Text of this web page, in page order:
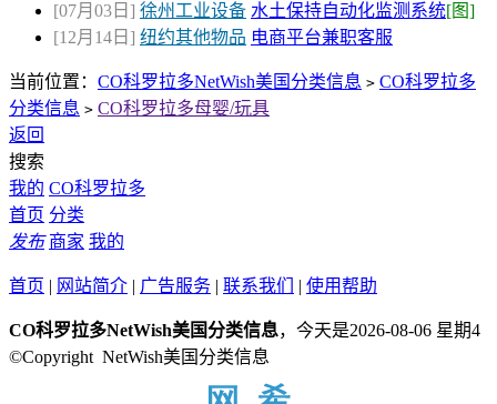
[07月03日] 徐州工业设备 水土保持自动化监测系统[图]
[12月14日] 纽约其他物品 电商平台兼职客服
当前位置： CO科罗拉多NetWish美国分类信息 > CO科罗拉多
分类信息 > CO科罗拉多母婴/玩具
返回
搜索
我的 CO科罗拉多
首页 分类
发布 商家 我的
首页 | 网站简介 | 广告服务 | 联系我们 | 使用帮助
CO科罗拉多NetWish美国分类信息，今天是2026-08-06 星期4
©Copyright NetWish美国分类信息